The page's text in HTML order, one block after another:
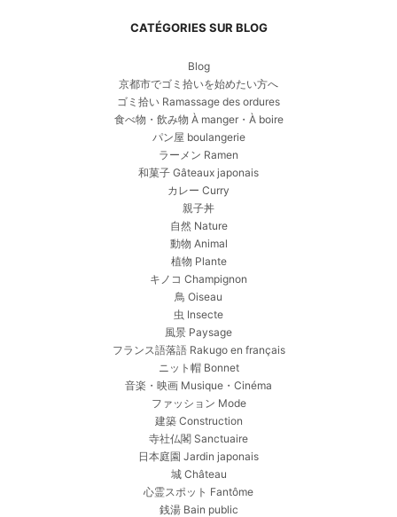
CATÉGORIES SUR BLOG
Blog
京都市でゴミ拾いを始めたい方へ
ゴミ拾い Ramassage des ordures
食べ物・飲み物 À manger・À boire
パン屋 boulangerie
ラーメン Ramen
和菓子 Gâteaux japonais
カレー Curry
親子丼
自然 Nature
動物 Animal
植物 Plante
キノコ Champignon
鳥 Oiseau
虫 Insecte
風景 Paysage
フランス語落語 Rakugo en français
ニット帽 Bonnet
音楽・映画 Musique・Cinéma
ファッション Mode
建築 Construction
寺社仏閣 Sanctuaire
日本庭園 Jardin japonais
城 Château
心霊スポット Fantôme
銭湯 Bain public